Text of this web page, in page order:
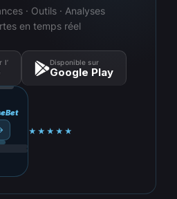
· Outils · Analyses
en temps réel
l’ Disponible sur
Google Play
★★★★★